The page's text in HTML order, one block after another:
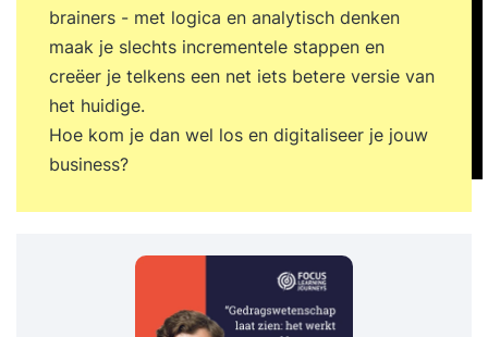
brainers - met logica en analytisch denken
maak je slechts incrementele stappen en
creëer je telkens een net iets betere versie van
het huidige.
Hoe kom je dan wel los en digitaliseer je jouw
business?